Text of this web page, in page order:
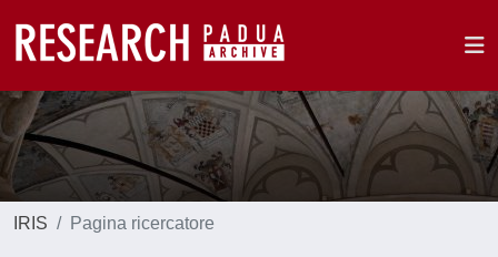
IRIS Pagina ricercatore